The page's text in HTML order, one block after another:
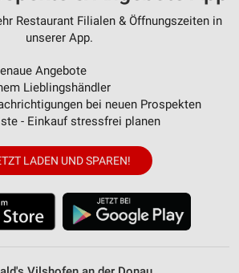
Restaurant Filialen & Öffnungszeiten in
unserer App.
Angebote
Lieblingshändler
bei neuen Prospekten
- Einkauf stressfrei planen
LADEN UND SPAREN!